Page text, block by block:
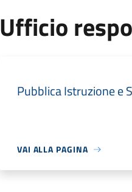
Ufficio
Pubblica Istruzione e
VAI ALLA PAGINA